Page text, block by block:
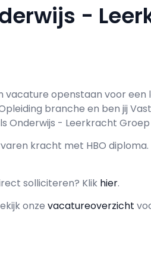
-
vacature openstaan voor een
branche en ben jij Vast
Onderwijs - Leerkracht
kracht met HBO diploma.
solliciteren? Klik hier.
onze vacatureoverzicht